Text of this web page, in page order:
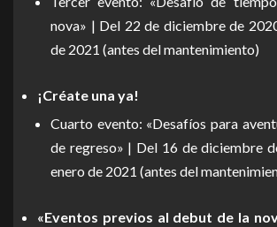
nova» | Del 22 de diciembre de
de 2021 (antes del mantenimiento)
¡Créate una ya!
Cuarto evento: «Desafíos para
de regreso» | Del 16 de diciembre
enero de 2021 (antes del
«Eventos previos al debut de la